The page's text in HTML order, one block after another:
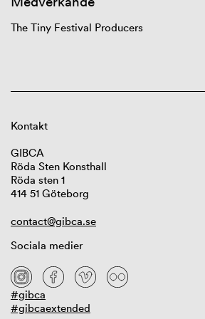
The Tiny Festival Producers
Kontakt
GIBCA
Röda Sten Konsthall
Röda sten 1
414 51 Göteborg
contact@gibca.se
Sociala medier
#gibca
#gibcaextended